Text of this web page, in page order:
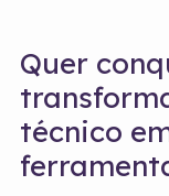
Quer
técnico